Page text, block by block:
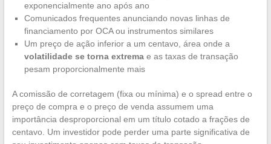
exponencialmente ano após ano
Comunicados frequentes anunciando novas linhas de
financiamento por OCA ou instrumentos similares
Um preço de ação inferior a um centavo, área onde a
volatilidade se torna extremae as taxas de transação
pesam proporcionalmente mais
A comissão de corretagem (fixa ou mínima) e o spread entre o
preço de compra e o preço de venda assumem uma
importância desproporcional em um título cotado a frações de
centavo. Um investidor pode perder uma parte significativa de